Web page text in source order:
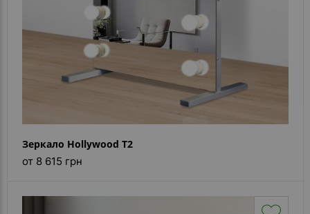
Зеркало Hollywood T2
от 8 615 грн